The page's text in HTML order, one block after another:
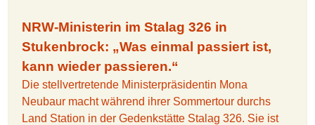
NRW-Ministerin im Stalag 326 in
Stukenbrock: „Was einmal passiert ist,
kann wieder passieren.“
Die stellvertretende Ministerpräsidentin Mona
Neubaur macht während ihrer Sommertour durchs
Land Station in der Gedenkstätte Stalag 326. Sie ist